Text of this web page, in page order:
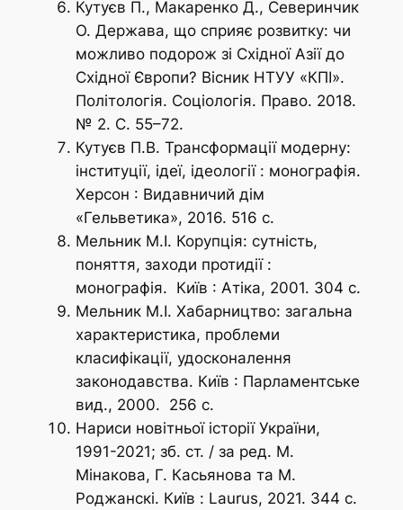
Кутуєв П., Макаренко Д., Северинчик
О. Держава, що сприяє розвитку: чи
можливо подорож зі Східної Азії до
Східної Європи? Вісник НТУУ «КПІ».
Політологія. Соціологія. Право. 2018.
№ 2. С. 55–72.
Кутуєв П.В. Трансформації модерну:
інституції, ідеї, ідеології : монографія.
Херсон : Видавничий дім
«Гельветика», 2016. 516 с.
Мельник М.І. Корупція: сутність,
поняття, заходи протидії :
монографія. Київ : Атіка, 2001. 304 с.
Мельник М.І. Хабарництво: загальна
характеристика, проблеми
класифікації, удосконалення
законодавства. Київ : Парламентське
вид., 2000. 256 с.
Нариси новітньої історії України,
1991-2021; зб. ст. / за ред. М.
Мінакова, Г. Касьянова та М.
Роджанскі. Київ : Laurus, 2021. 344 с.